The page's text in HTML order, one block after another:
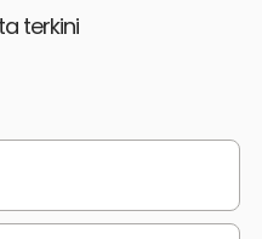
terkini